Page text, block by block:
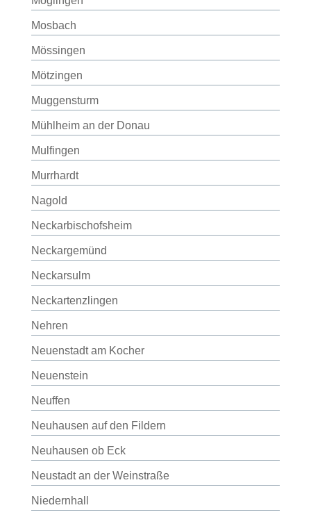
Mosbach
Mössingen
Mötzingen
Muggensturm
Mühlheim an der Donau
Mulfingen
Murrhardt
Nagold
Neckarbischofsheim
Neckargemünd
Neckarsulm
Neckartenzlingen
Nehren
Neuenstadt am Kocher
Neuenstein
Neuffen
Neuhausen auf den Fildern
Neuhausen ob Eck
Neustadt an der Weinstraße
Niedernhall